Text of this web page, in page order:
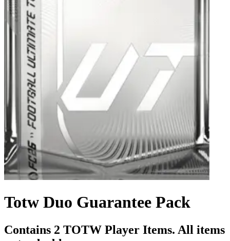
Totw Duo Guarantee Pack
Contains 2 TOTW Player Items. All items